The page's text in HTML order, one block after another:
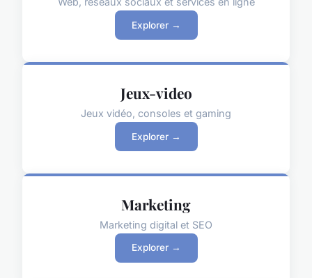
Explorer →
Jeux-video
Jeux vidéo, consoles et gaming
Explorer →
Marketing
Marketing digital et SEO
Explorer →